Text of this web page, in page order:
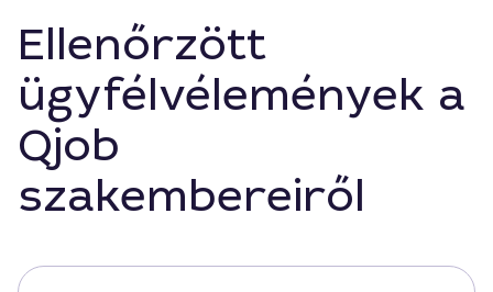
Ellenőrzött
ügyfélvélemények a
Qjob
szakembereiről